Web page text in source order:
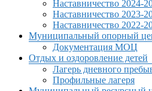
Наставничество 2024-
Наставничество 2023-
Наставничество 2022-
Муниципальный опорный
Документация МОЦ
Отдых и оздоровление детей
Лагерь дневного
Профильные лагеря